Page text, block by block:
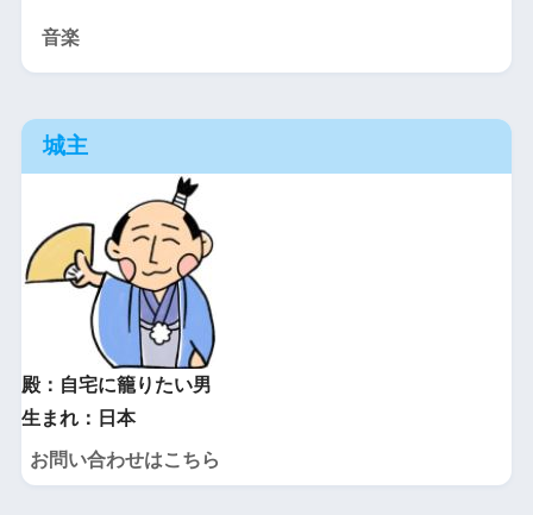
音楽
城主
殿：自宅に籠りたい男
生まれ：日本
お問い合わせはこちら